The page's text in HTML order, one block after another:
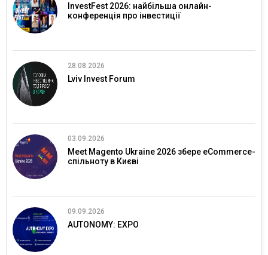
InvestFest 2026: найбільша онлайн-
конференція про інвестиції
28.08.2026
Lviv Invest Forum
03.09.2026
Meet Magento Ukraine 2026 збере eCommerce-
спільноту в Києві
09.09.2026
AUTONOMY: EXPO